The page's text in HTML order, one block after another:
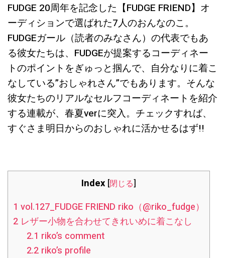
FUDGE 20周年を記念した【FUDGE FRIEND】オ
ーディションで選ばれた7人のおんなのこ。
FUDGEガール（読者のみなさん）の代表でもあ
る彼女たちは、FUDGEが提案するコーディネー
トのポイントをぎゅっと掴んで、自分なりに着こ
なしている”おしゃれさん”でもあります。そんな
彼女たちのリアルなセルフコーディネートを紹介
する連載が、春夏verに突入。チェックすれば、
すぐさま明日からのおしゃれに活かせるはず!!
Index [閉じる]
1 vol.127_FUDGE FRIEND riko（@riko_fudge）
2レザー小物を合わせてきれいめに着こなし
2.1 riko’s comment
2.2 riko’s profile